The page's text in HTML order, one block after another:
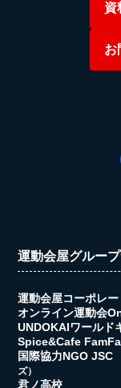
資
お
運動会屋グルー
運動会屋コーポレ
オンライン運動会
UNDOKAIワールド
Spice&Cafe
国際協力NGO JSC
ズ）
君ノ高校